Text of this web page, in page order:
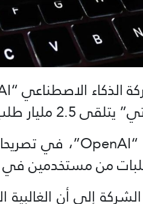
يوميًا من مستخدمين حول العالم.
من مستخدمين في